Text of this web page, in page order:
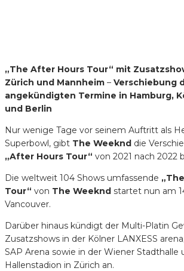
„The After Hours Tour“ mit
Zürich und Mannheim – Verschiebung
angekündigten Termine in Hamburg,
und Berlin
Nur wenige Tage vor seinem Auftritt als
Superbowl, gibt The Weeknd die
„After Hours Tour“ von 2021 nach 2022
Die weltweit 104 Shows umfassende
Tour“ von The Weeknd startet nun am
Vancouver.
Darüber hinaus kündigt der Multi-Platin
Zusatzshows in der Kölner LANXESS
SAP Arena sowie in der Wiener Stadthalle
Hallenstadion in Zürich an.